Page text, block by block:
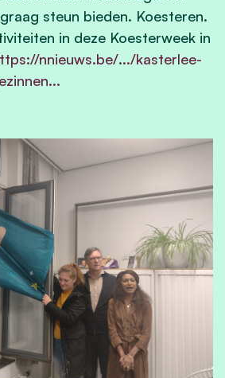
steun bieden. Koesteren.
in deze Koesterweek in
nnieuws.be/.../kasterlee-